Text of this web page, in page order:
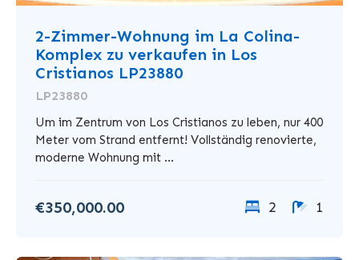
2-Zimmer-Wohnung im La Colina-
Komplex zu verkaufen in Los
Cristianos LP23880
LP23880
Um im Zentrum von Los Cristianos zu leben, nur 400
Meter vom Strand entfernt! Vollständig renovierte,
moderne Wohnung mit ...
€350,000.00 2 1